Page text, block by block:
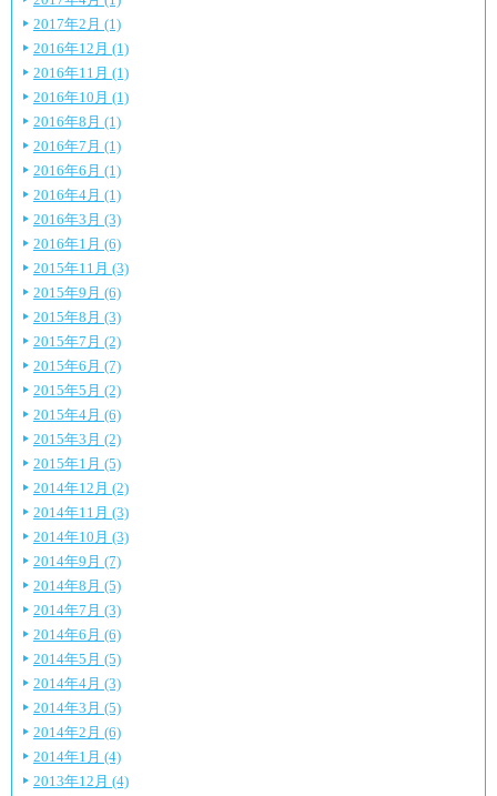
2017年2月 (1)
2016年12月 (1)
2016年11月 (1)
2016年10月 (1)
2016年8月 (1)
2016年7月 (1)
2016年6月 (1)
2016年4月 (1)
2016年3月 (3)
2016年1月 (6)
2015年11月 (3)
2015年9月 (6)
2015年8月 (3)
2015年7月 (2)
2015年6月 (7)
2015年5月 (2)
2015年4月 (6)
2015年3月 (2)
2015年1月 (5)
2014年12月 (2)
2014年11月 (3)
2014年10月 (3)
2014年9月 (7)
2014年8月 (5)
2014年7月 (3)
2014年6月 (6)
2014年5月 (5)
2014年4月 (3)
2014年3月 (5)
2014年2月 (6)
2014年1月 (4)
2013年12月 (4)